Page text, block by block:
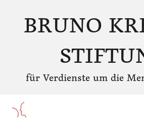
BRUNO
für Verdienste um die